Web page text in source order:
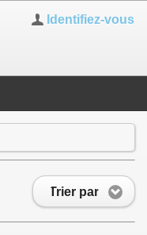
Identifiez-vous
Trier par